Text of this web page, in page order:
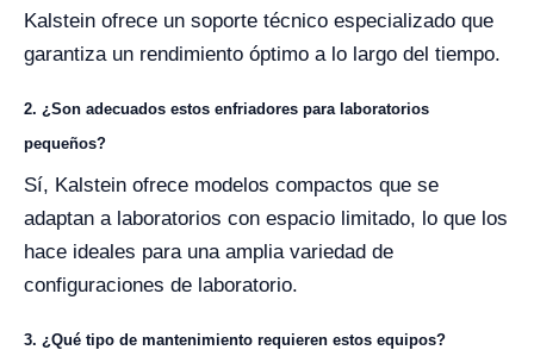
Kalstein ofrece un soporte técnico especializado que
garantiza un rendimiento óptimo a lo largo del tiempo.
2. ¿Son adecuados estos enfriadores para laboratorios
pequeños?
Sí, Kalstein ofrece modelos compactos que se
adaptan a laboratorios con espacio limitado, lo que los
hace ideales para una amplia variedad de
configuraciones de laboratorio.
3. ¿Qué tipo de mantenimiento requieren estos equipos?